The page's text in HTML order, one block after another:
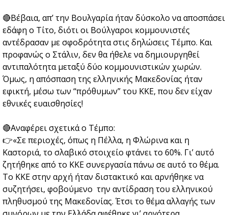
🔴Βέβαια, απ’ την Βουλγαρία ήταν δύσκολο να αποσπάσει
εδάφη ο Τίτο, διότι οι Βούλγαροι κομμουνιστές
αντέδρασαν με σφοδρότητα στις δηλώσεις Τέμπο. Και
προφανώς ο Στάλιν, δεν θα ήθελε να δημιουργηθεί
αντιπαλότητα μεταξύ δύο κομμουνιστικών χωρών.
Όμως, η απόσπαση της ελληνικής Μακεδονίας ήταν
εφικτή, μέσω των “πρόθυμων” του ΚΚΕ, που δεν είχαν
εθνικές ευαισθησίες!
🔴Αναφέρει σχετικά ο Τέμπο:
👉«Σε περιοχές, όπως η Πέλλα, η Φλώρινα και η
Καστοριά, το σλαβικό στοιχείο φτάνει το 60%. Γι’ αυτό
ζητήθηκε από το ΚΚΕ συνεργασία πάνω σε αυτό το θέμα.
Το ΚΚΕ στην αρχή ήταν διστακτικό και αρνήθηκε να
συζητήσει, φοβούμενο την αντίδραση του ελληνικού
πληθυσμού της Μακεδονίας. Έτσι το θέμα αλλαγής των